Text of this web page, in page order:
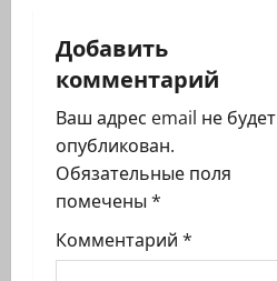
ц
и
я
з
а
Добавить
комментарий
Ваш адрес email не будет
опубликован.
Обязательные поля
помечены *
Комментарий *